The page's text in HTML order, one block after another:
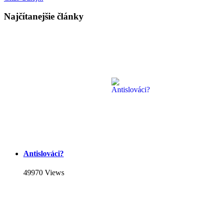
Najčítanejšie články
Antislováci?
49970 Views